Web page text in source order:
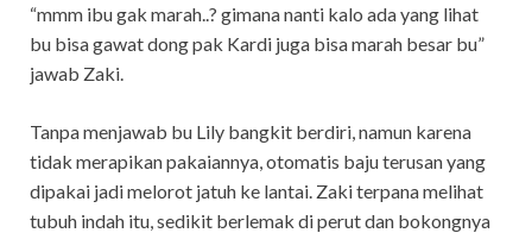
“mmm ibu gak marah..? gimana nanti kalo ada yang lihat
bu bisa gawat dong pak Kardi juga bisa marah besar bu”
jawab Zaki.
Tanpa menjawab bu Lily bangkit berdiri, namun karena
tidak merapikan pakaiannya, otomatis baju terusan yang
dipakai jadi melorot jatuh ke lantai. Zaki terpana melihat
tubuh indah itu, sedikit berlemak di perut dan bokongnya